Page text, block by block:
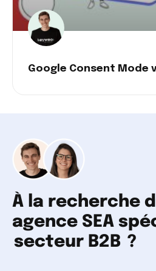
Google Consent Mode
À la recherche
agence SEA
secteur B2B ?